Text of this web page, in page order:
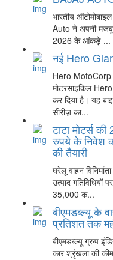
भारतीय
Auto ने अपनी
2026 के आंकड़े ...
नई Hero
Hero MotoCorp
मोटरसाइकिल
कर दिया है। यह
सीरीज़ का...
टाटा मोटर्स
रुपये के निवेश
की तैयारी
घरेलू वाहन
उत्पाद
35,000 क...
बीएमडब्ल्यू के
प्रतिशत तक
बीएमडब्ल्यू ग्रुप
कार श्रृंखला की